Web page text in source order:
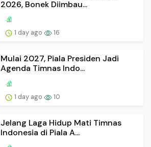
2026, Bonek Diimbau...
1 day ago 16
Mulai 2027, Piala Presiden Jadi
Agenda Timnas Indo...
1 day ago 10
Jelang Laga Hidup Mati Timnas
Indonesia di Piala A...